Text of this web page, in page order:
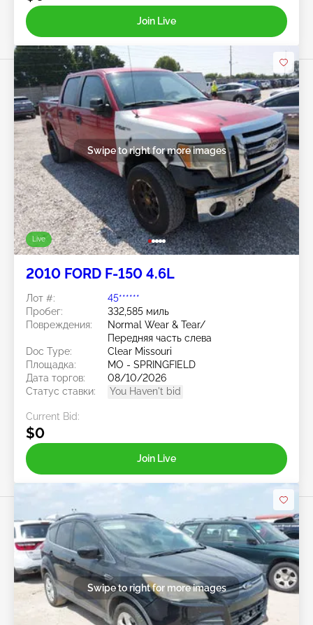
Join Live
Live
Swipe to right for more images
2010 FORD F-150 4.6L
Лот #:
45******
Пробег:
332,585 миль
Повреждения:
Normal Wear & Tear/
Передняя часть слева
Doc Type:
Clear Missouri
Площадка:
MO - SPRINGFIELD
Дата торгов:
08/10/2026
Статус ставки:
You Haven't bid
Current Bid:
$0
Join Live
Swipe to right for more images